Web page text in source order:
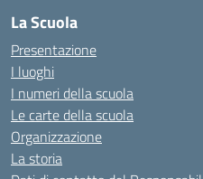
La Scuola
Presentazione
I luoghi
I numeri della scuola
Le carte della scuola
Organizzazione
La storia